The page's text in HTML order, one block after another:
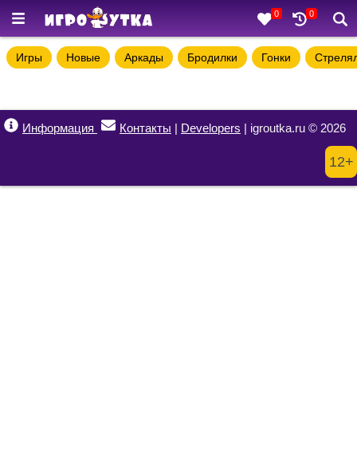
0 0
Игры Новые Аркады Бродилки Гонки
Информация Контакты | Developers | igroutka.ru © 2026
12+